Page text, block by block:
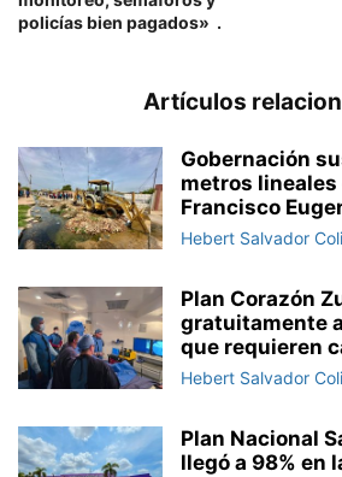
policías bien pagados» .
Artículos
Gobernación
metros
Francisco
Hebert Salvador
Plan Corazón
gratuitamente
que requieren
Hebert Salvador
Plan Nacional
llegó a 98% en